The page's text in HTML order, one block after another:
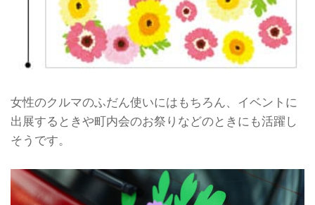
女性のクルマのふだん使いにはもちろん、イベントに
出展するときや町内会のお祭りなどのときにも活躍し
そうです。